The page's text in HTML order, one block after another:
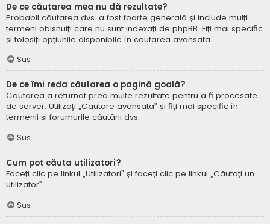
De ce căutarea mea nu dă rezultate?
Probabil căutarea dvs. a fost foarte generală și include mulți
termeni obișnuiți care nu sunt indexați de phpBB. Fiți mai specific
și folosiți opțiunile disponibile în căutarea avansată.
Sus
De ce îmi reda căutarea o pagină goală?
Căutarea a returnat prea multe rezultate pentru a fi procesate
de server. Utilizați „Căutare avansată” și fiți mai specific în
termenii și forumurile căutării dvs.
Sus
Cum pot căuta utilizatori?
Faceți clic pe linkul „Utilizatori” și faceți clic pe linkul „Căutați un
utilizator”.
Sus